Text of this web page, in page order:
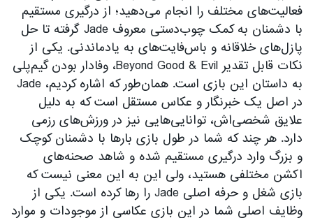
فعالیت‌های مختلف را انجام می‌دهید؛ از درگیری مستقیم
با دشمنان به کمک چوب‌دستی معروف Jade گرفته تا حل
پازل‌های خلاقانه و باس‌فایت‌های به یادماندنی. یکی از
نکات قابل تقدیر Beyond Good & Evil، وفادار بودن گیم‌پلی
به داستان این بازی است. همان‌طور که اشاره کردیم، Jade
در اصل یک خبرنگار و عکاس مستقل است که به دلیل
علایق شخصی‌اش، توانایی‌هایی نیز در ورزش‌های رزمی
دارد. هر چند که شما در طول بازی بارها با دشمنان کوچک
و بزرگ وارد درگیری مستقیم شده و شاهد صحنه‌های
اکشن مختلفی هستید، ولی این به این معنی نیست که
بازی شغل و حرفه اصلی Jade را رها کرده‌ است. یکی از
وظایف اصلی شما در این بازی عکاسی از موجودات و موارد